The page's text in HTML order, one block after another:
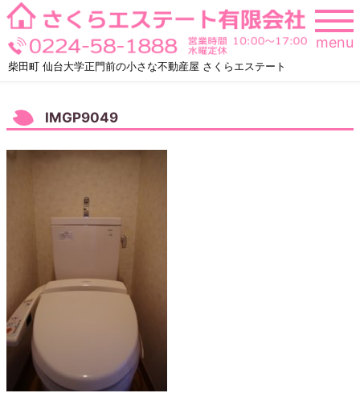
Skip
to
content
柴田町 仙台大学正門前の小さな不動産屋 さくらエステート
menu
IMGP9049